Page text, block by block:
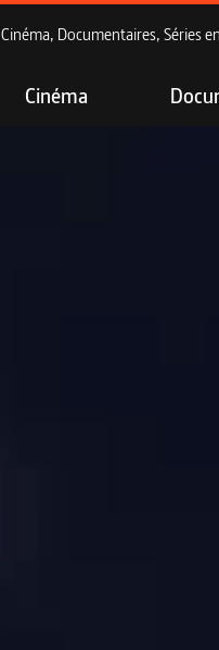
Cinéma, Documentaires, Séries
Cinéma